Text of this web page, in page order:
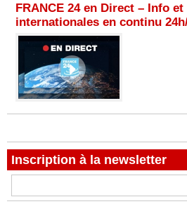
FRANCE 24 en Direct – Info
internationales en continu
Inscription à la newsletter